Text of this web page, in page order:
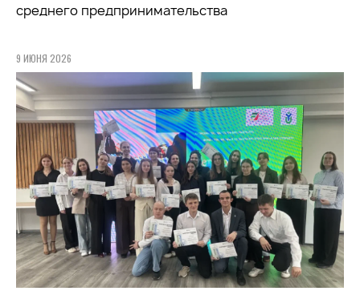
среднего предпринимательства
9 ИЮНЯ 2026